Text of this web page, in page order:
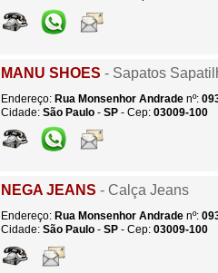
MANU SHOES - Sapatos
Endereço: Rua Monsenhor Andrade nº:
Cidade: São Paulo - SP - Cep: 03009-100
NEGA JEANS - Calça Jeans
Endereço: Rua Monsenhor Andrade nº:
Cidade: São Paulo - SP - Cep: 03009-100